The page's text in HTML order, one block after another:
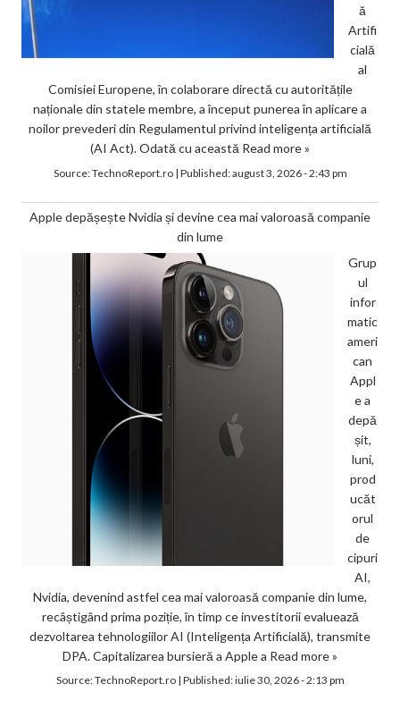
ă
Artifi
cială
al
Comisiei Europene, în colaborare directă cu autoritățile
naționale din statele membre, a început punerea în aplicare a
noilor prevederi din Regulamentul privind inteligența artificială
(AI Act). Odată cu această Read more »
Source:TechnoReport.ro| Published:august 3, 2026 - 2:43 pm
Apple depășește Nvidia și devine cea mai valoroasă companie
din lume
Grup
ul
infor
matic
ameri
can
Appl
e a
depă
șit,
luni,
prod
ucăt
orul
de
cipuri
AI,
Nvidia, devenind astfel cea mai valoroasă companie din lume,
recâștigând prima poziție, în timp ce investitorii evaluează
dezvoltarea tehnologiilor AI (Inteligența Artificială), transmite
DPA. Capitalizarea bursieră a Apple a Read more »
Source:TechnoReport.ro| Published:iulie 30, 2026 - 2:13 pm